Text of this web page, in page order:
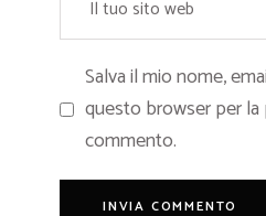
Salva il mio nome,
questo browser per
commento.